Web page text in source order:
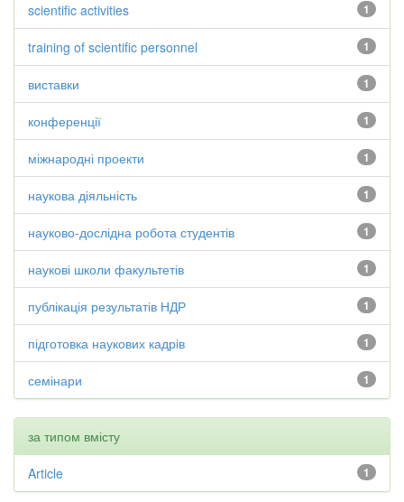
1
scientific activities
1
training of scientific personnel
1
виставки
1
конференції
1
міжнародні проекти
1
наукова діяльність
1
науково-дослідна робота студентів
1
наукові школи факультетів
1
публікація результатів НДР
1
підготовка наукових кадрів
1
семінари
за типом вмісту
1
Article